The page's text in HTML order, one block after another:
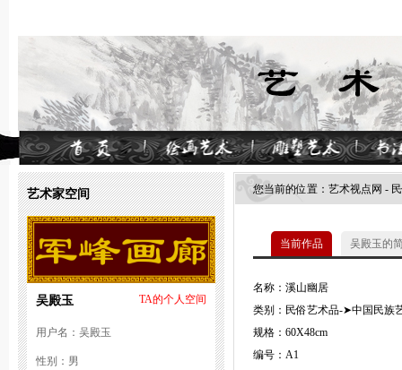
艺术家空间
吴殿玉 TA的个人空间
用户名：吴殿玉
性别：男
您当前的位置： 艺术视点网 -
当前作品 吴殿玉的
名称：溪山幽居
类别：民俗艺术品-➤中国民族
规格：60X48cm
编号：A1